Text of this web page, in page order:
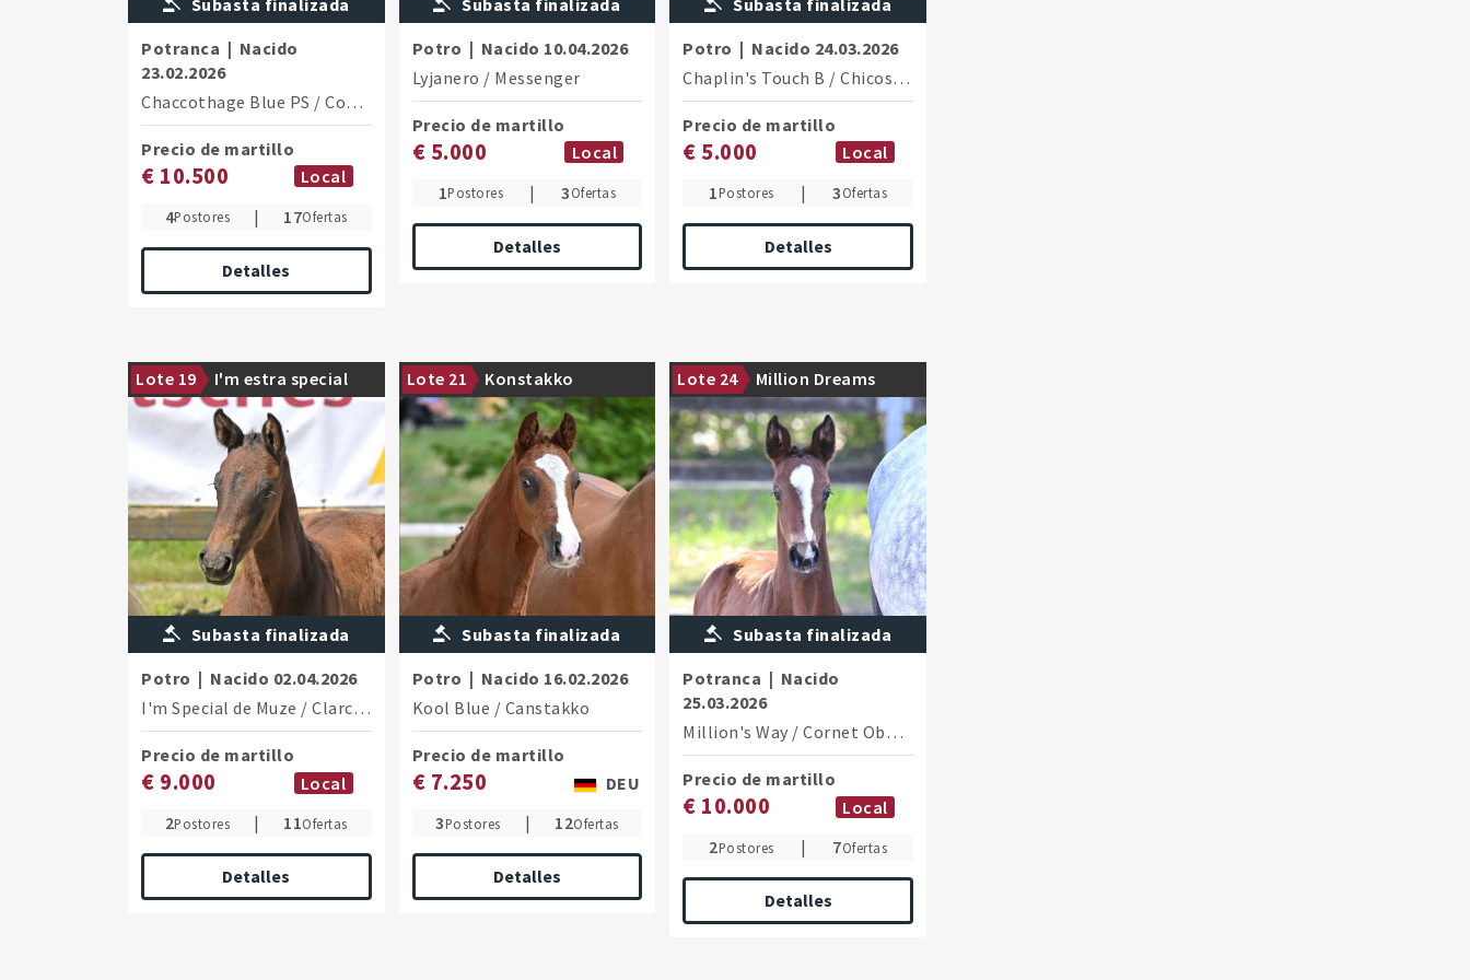
Potranca | Nacido
23.02.2026
Chaccothage Blue PS / Concetto
Precio de martillo
€ 10.500
Local
4Postores | 17Ofertas
Detalles
Potro | Nacido 10.04.2026
Lyjanero / Messenger
Precio de martillo
€ 5.000
Local
1Postores | 3Ofertas
Detalles
Potro | Nacido 24.03.2026
Chaplin's Touch B /Chicos Boy
Precio de martillo
€ 5.000
Local
1Postores | 3Ofertas
Detalles
Lote 19 I'm estra special
An international sporting pedigree
as the recipe for success
Subasta finalizada
Potro | Nacido 02.04.2026
I'm Special de Muze / Clarcon
Precio de martillo
€ 9.000
Local
2Postores | 11Ofertas
Detalles
Lote 21 Konstakko
Traditional-style stallion candidate
Subasta finalizada
Potro | Nacido 16.02.2026
Kool Blue / Canstakko
Precio de martillo
€ 7.250
DEU
3Postores | 12Ofertas
Detalles
Lote 24 Million Dreams
Show Jumping Breeding in a
Nutshell
Subasta finalizada
Potranca | Nacido
25.03.2026
Million's Way /Cornet Obolensky (Windows v.h.Costersv.)
Precio de martillo
€ 10.000
Local
2Postores | 7Ofertas
Detalles